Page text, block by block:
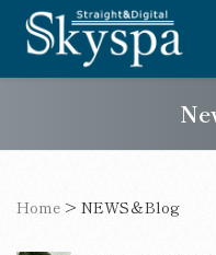
Home > NEWS＆Blog